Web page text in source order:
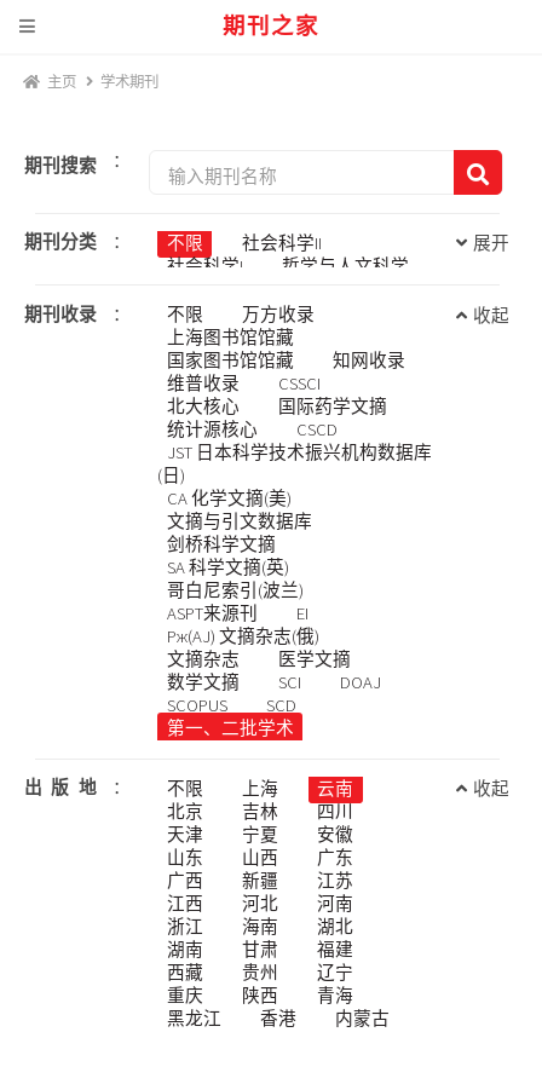
主页 学术期刊
期刊搜索 ：
期刊分类 ： 不限
社会科学II
社会科学I
哲学与人文科学
信息科技
工程科技I
医药卫生科技
经济与管理科学
基础科学
展开
期刊收录 ： 不限
万方收录
上海图书馆馆藏
国家图书馆馆藏
知网收录
维普收录
CSSCI
北大核心
国际药学文摘
统计源核心
CSCD
JST 日本科学技术振兴机构数据库
(日)
CA 化学文摘(美)
文摘与引文数据库
剑桥科学文摘
SA 科学文摘(英)
哥白尼索引(波兰)
ASPT来源刊
EI
Pж(AJ) 文摘杂志(俄)
文摘杂志
医学文摘
数学文摘
SCI
DOAJ
SCOPUS
SCD
第一、二批学术
收起
出版地 ： 不限 上海
云南
北京
吉林
四川
天津
宁夏
安徽
山东
山西
广东
广西
新疆
江苏
江西
河北
河南
浙江
海南
湖北
湖南
甘肃
福建
西藏
贵州
辽宁
重庆
陕西
青海
黑龙江
香港 内蒙古
收起
期刊之家